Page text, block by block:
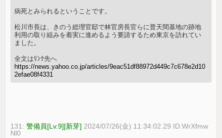
病死とみられるということです。
松川市長は、きのう総理官邸で林官房長官らに普天間基地の跡地
利用の取り組みを着実に進めるよう要請するため東京を訪れてい
ました。
全文はﾘﾝｸ先へ
https://news.yahoo.co.jp/articles/9eac51df88972d449c7c678e2d10
2efae08f4331
131:警備員[Lv.9][新芽] 2024/07/26(金) 11:34:02.29 ID:WrXfmw
Nl0